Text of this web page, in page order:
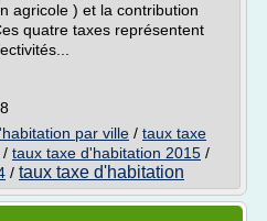
agricole ) et la contribution
quatre taxes représentent
par ville / taux taxe
/ taux taxe d'habitation 2015 /
/ taux taxe d'habitation